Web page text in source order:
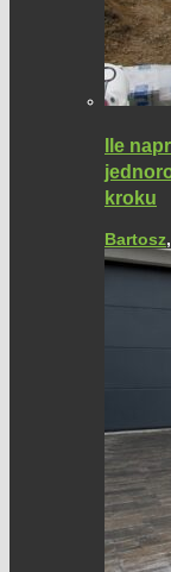
Ile
kroku
Bartosz,